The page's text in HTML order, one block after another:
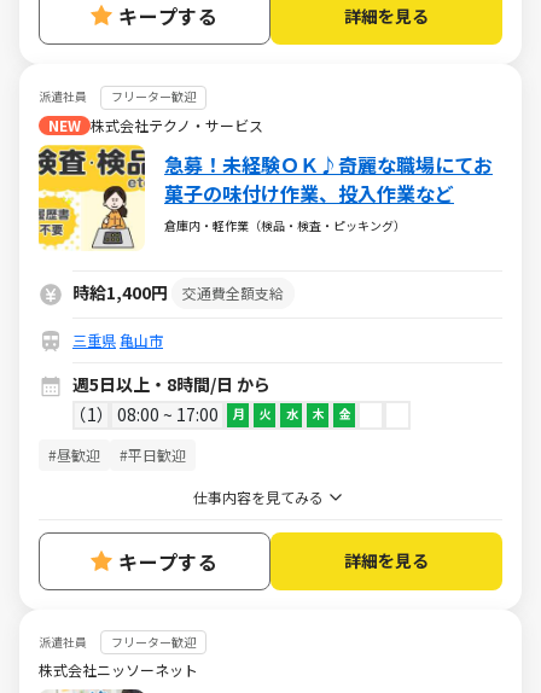
キープする 詳細を見る
派遣社員 フリーター歓迎
NEW 株式会社テクノ・サービス
急募！未経験ＯＫ♪奇麗な職場にてお
菓子の味付け作業、投入作業など
倉庫内・軽作業（検品・検査・ピッキング）
時給1,400円 交通費全額支給
三重県亀山市
週5日以上・8時間/日 から
1
08:00 ~ 17:00 月 火 水 木 金
#昼歓迎 #平日歓迎
仕事内容を見てみる
キープする 詳細を見る
派遣社員 フリーター歓迎
株式会社ニッソーネット